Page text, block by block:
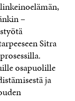
–
Sitra
osapuolille
ja